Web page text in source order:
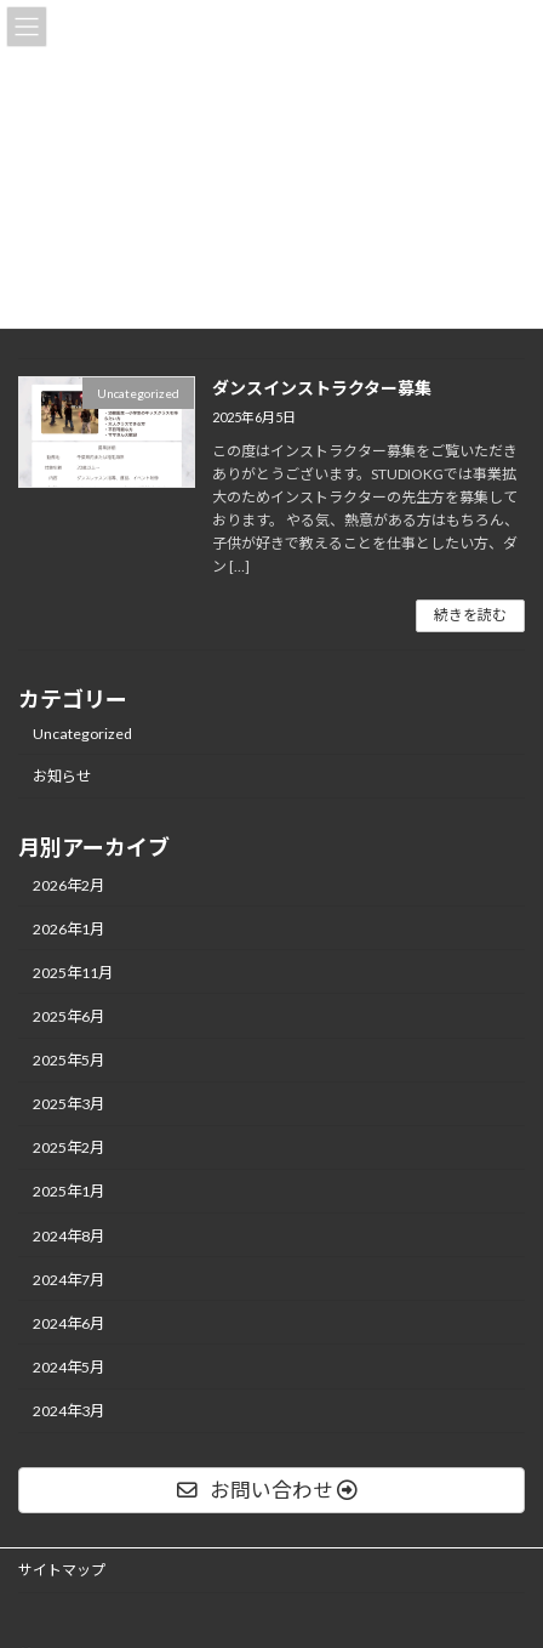
コ
ン
ナ
ビ
Uncategorized ダンスインストラクター募集
2025年6月5日
この度はインストラクター募集をご覧いただき
ありがとうございます。STUDIOKGでは事業拡
大のためインストラクターの先生方を募集して
おります。 やる気、熱意がある方はもちろん、
子供が好きで教えることを仕事としたい方、ダ
ン […]
続きを読む
カテゴリー
Uncategorized
お知らせ
月別アーカイブ
2026年2月
2026年1月
2025年11月
2025年6月
2025年5月
2025年3月
2025年2月
2025年1月
2024年8月
2024年7月
2024年6月
2024年5月
2024年3月
お問い合わせ
サイトマップ